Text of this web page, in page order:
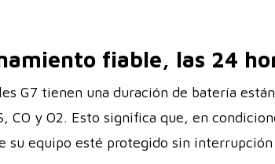
fiable, las 24
G7 tienen una duración de batería
CO y O2. Esto significa que, en
su equipo esté protegido sin interrupción